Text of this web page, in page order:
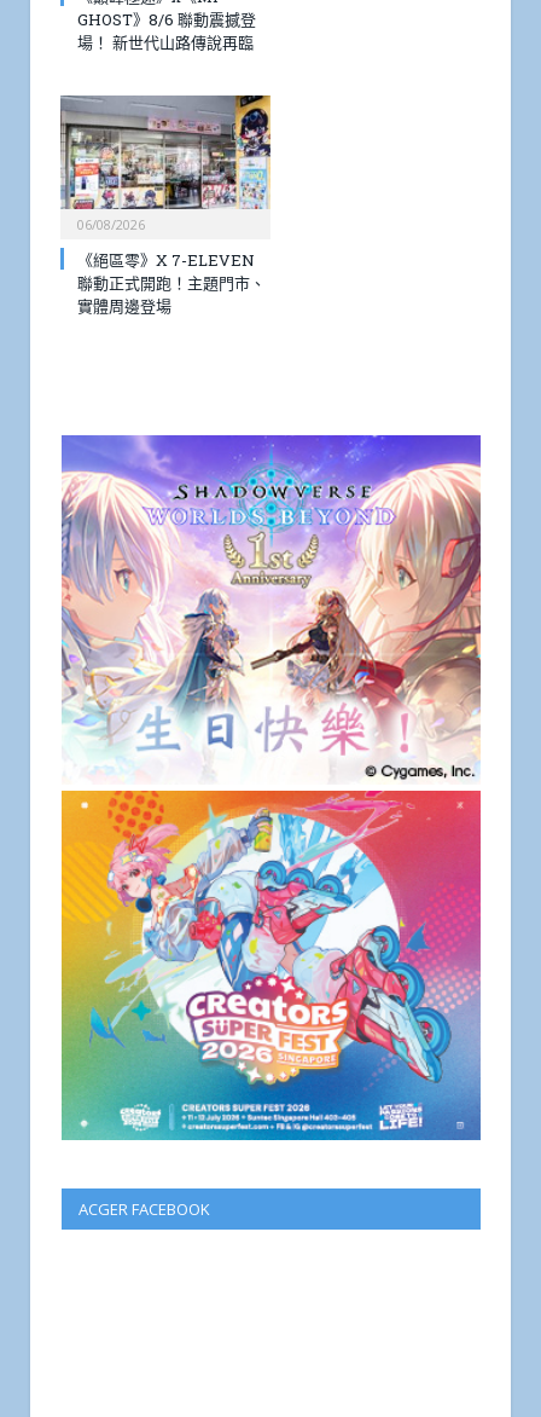
GHOST》8/6 聯動震撼登
場！ 新世代山路傳說再臨
06/08/2026
《絕區零》X 7-ELEVEN
聯動正式開跑！主題門市、
實體周邊登場
ACGER FACEBOOK